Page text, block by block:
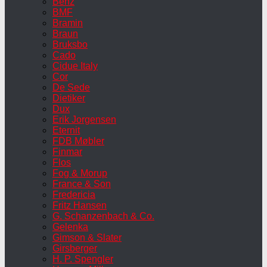
BMF
Bramin
Braun
Bruksbo
Cado
Cidue Italy
Cor
De Sede
Dietiker
Dux
Erik Jorgensen
Eternit
FDB Møbler
Finmar
Flos
Fog & Morup
France & Son
Fredericia
Fritz Hansen
G. Schanzenbach & Co.
Gelenka
Gimson & Slater
Girsberger
H. P. Spengler